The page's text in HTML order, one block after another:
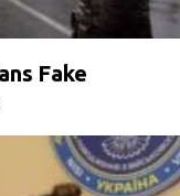
Fake